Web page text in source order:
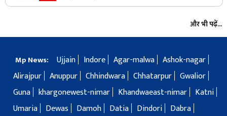
और भी पढ़ें...
Mp News: Ujjain Indore Agar-malwa Ashok-nagar
Alirajpur Anuppur Chhindwara Chhatarpur Gwalior
Guna khargonewest-nimar Khandwaeast-nimar
Katni
Umaria
Dewas Damoh Datia Dindori
Dabra